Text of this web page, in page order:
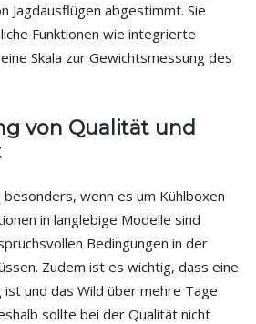
Jagdausflügen abgestimmt. Sie
Funktionen wie integrierte
Skala zur Gewichtsmessung des
von Qualität und
wenn es um Kühlboxen
in langlebige Modelle sind
Bedingungen in der
Zudem ist es wichtig, dass eine
ist und das Wild über mehre Tage
sollte bei der Qualität nicht